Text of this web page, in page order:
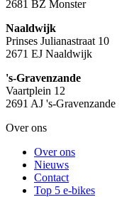
2681 BZ Monster
Naaldwijk
Prinses Julianastraat 10
2671 EJ Naaldwijk
's-Gravenzande
Vaartplein 12
2691 AJ 's-Gravenzande
Over ons
Over ons
Nieuws
Contact
Top 5 e-bikes